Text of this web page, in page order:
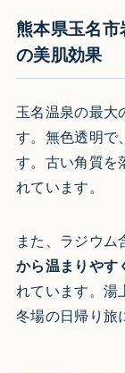
熊本県玉名
の美肌効果
玉名温泉の最大
す。無色透明で
す。古い角質を
れています。
また、ラジウ
から温まりやす
れています。湯
冬場の日帰り旅